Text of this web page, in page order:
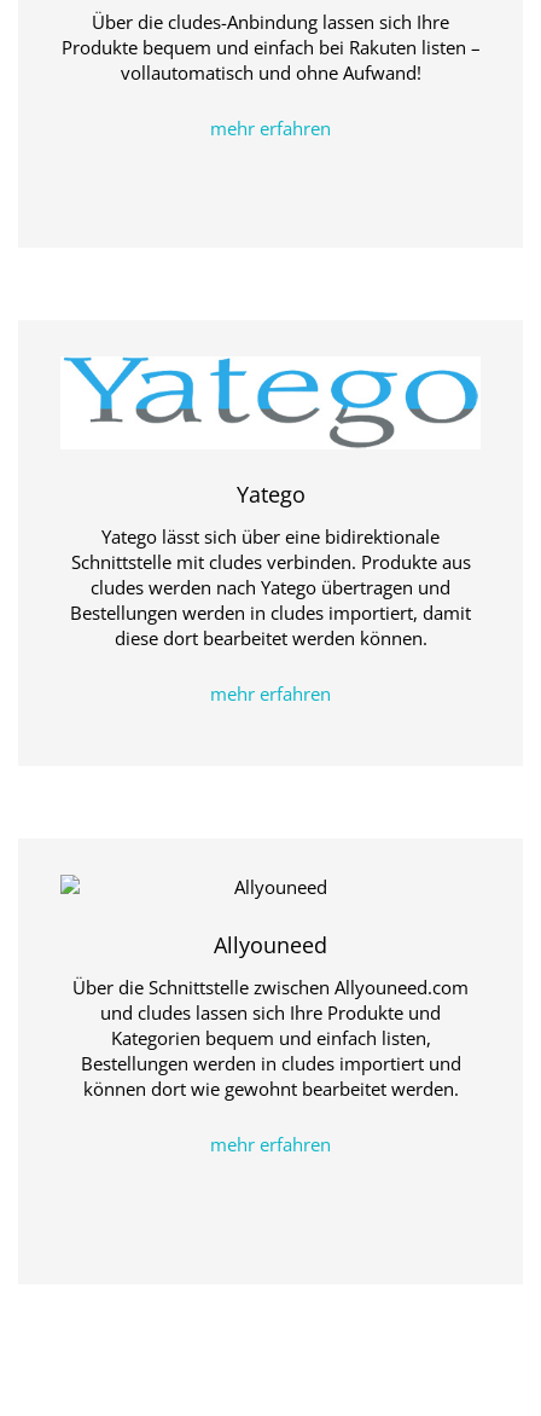
Über die cludes-Anbindung lassen sich Ihre
Produkte bequem und einfach bei Rakuten listen –
vollautomatisch und ohne Aufwand!
mehr erfahren
Yatego
Yatego lässt sich über eine bidirektionale
Schnittstelle mit cludes verbinden. Produkte aus
cludes werden nach Yatego übertragen und
Bestellungen werden in cludes importiert, damit
diese dort bearbeitet werden können.
mehr erfahren
Allyouneed
Über die Schnittstelle zwischen Allyouneed.com
und cludes lassen sich Ihre Produkte und
Kategorien bequem und einfach listen,
Bestellungen werden in cludes importiert und
können dort wie gewohnt bearbeitet werden.
mehr erfahren